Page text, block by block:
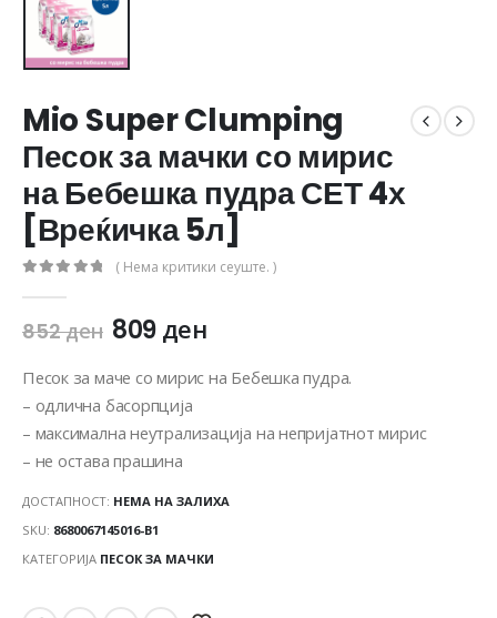
Mio Super Clumping
Песок за мачки со мирис
на Бебешка пудра СЕТ 4х
[Вреќичка 5л]
( Нема критики сеуште. )
852ден 809ден
Песок за маче со мирис на Бебешка пудра.
– одлична басорпција
– максимална неутрализација на непријатнот мирис
– не остава прашина
ДОСТАПНОСТ: НЕМА НА ЗАЛИХА
SKU: 8680067145016-B1
КАТЕГОРИЈА ПЕСОК ЗА МАЧКИ